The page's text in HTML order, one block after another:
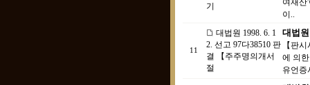
기
여재산
이..
11
대법원 1998. 6. 1
2. 선고 97다38510 판
결 【주주명의개서
절
대법
【판
에 의
유언증